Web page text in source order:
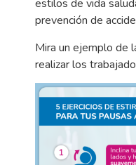
estilos de vida
prevención de
Mira un ejemplo de
realizar los